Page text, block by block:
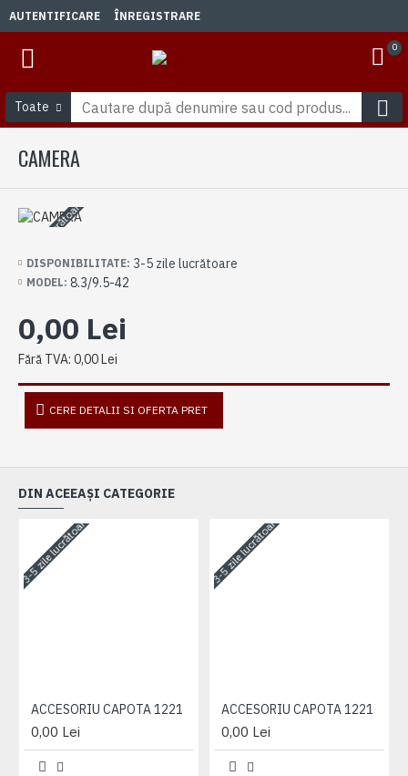
AUTENTIFICARE ÎNREGISTRARE
0
Toate
CAMERA
3-5 zile lucrătoare
DISPONIBILITATE: 3-5 zile lucrătoare
MODEL: 8.3/9.5-42
0,00 Lei
Fără TVA: 0,00 Lei
CERE DETALII SI OFERTA PRET
DIN ACEEAȘI CATEGORIE
3-5 zile lucrătoare
ACCESORIU CAPOTA 1221
0,00 Lei
3-5 zile lucrătoare
ACCESORIU CAPOTA 1221
0,00 Lei